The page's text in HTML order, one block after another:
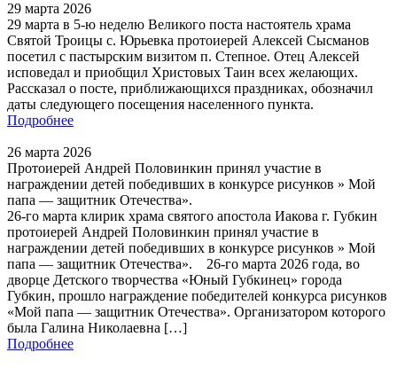
29 марта 2026
29 марта в 5-ю неделю Великого поста настоятель храма
Святой Троицы с. Юрьевка протоиерей Алексей Сысманов
посетил с пастырским визитом п. Степное. Отец Алексей
исповедал и приобщил Христовых Таин всех желающих.
Рассказал о посте, приближающихся праздниках, обозначил
даты следующего посещения населенного пункта.
Подробнее
26 марта 2026
Протоиерей Андрей Половинкин принял участие в
награждении детей победивших в конкурсе рисунков » Мой
папа — защитник Отечества».
26-го марта клирик храма святого апостола Иакова г. Губкин
протоиерей Андрей Половинкин принял участие в
награждении детей победивших в конкурсе рисунков » Мой
папа — защитник Отечества». 26-го марта 2026 года, во
дворце Детского творчества «Юный Губкинец» города
Губкин, прошло награждение победителей конкурса рисунков
«Мой папа — защитник Отечества». Организатором которого
была Галина Николаевна […]
Подробнее